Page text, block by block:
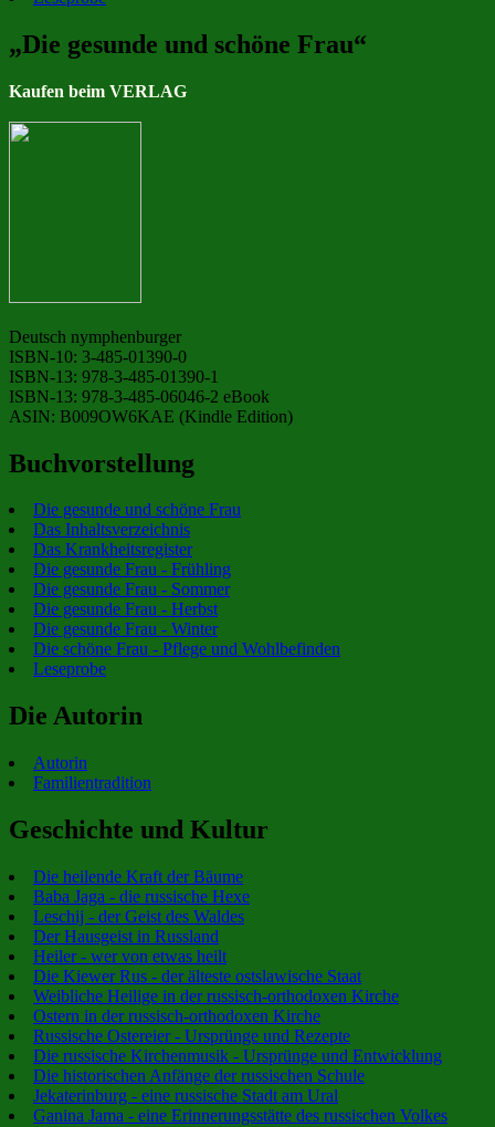
„Die gesunde und schöne Frau“
Kaufen beim VERLAG
Deutsch nymphenburger
ISBN-10: 3-485-01390-0
ISBN-13: 978-3-485-01390-1
ISBN-13: 978-3-485-06046-2 eBook
ASIN: B009OW6KAE (Kindle Edition)
Buchvorstellung
Die gesunde und schöne Frau
Das Inhaltsverzeichnis
Das Krankheitsregister
Die gesunde Frau - Frühling
Die gesunde Frau - Sommer
Die gesunde Frau - Herbst
Die gesunde Frau - Winter
Die schöne Frau - Pflege und Wohlbefinden
Leseprobe
Die Autorin
Autorin
Familientradition
Geschichte und Kultur
Die heilende Kraft der Bäume
Baba Jaga - die russische Hexe
Leschij - der Geist des Waldes
Der Hausgeist in Russland
Heiler - wer von etwas heilt
Die Kiewer Rus - der älteste ostslawische Staat
Weibliche Heilige in der russisch-orthodoxen Kirche
Ostern in der russisch-orthodoxen Kirche
Russische Ostereier - Ursprünge und Rezepte
Die russische Kirchenmusik - Ursprünge und Entwicklung
Die historischen Anfänge der russischen Schule
Jekaterinburg - eine russische Stadt am Ural
Ganina Jama - eine Erinnerungsstätte des russischen Volkes